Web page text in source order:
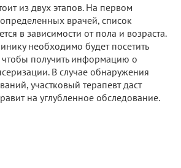
из двух этапов. На первом
врачей, список
в зависимости от пола и возраста.
необходимо будет посетить
чтобы получить информацию о
В случае обнаружения
участковый терапевт даст
на углубленное обследование.